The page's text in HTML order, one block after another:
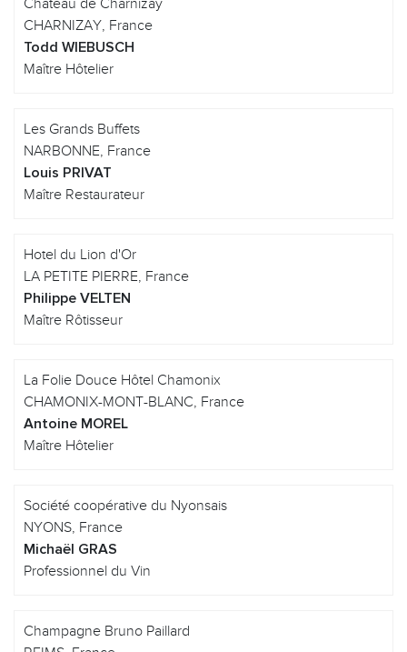
Chateau de Charnizay
CHARNIZAY, France
Todd WIEBUSCH
Maître Hôtelier
Les Grands Buffets
NARBONNE, France
Louis PRIVAT
Maître Restaurateur
Hotel du Lion d'Or
LA PETITE PIERRE, France
Philippe VELTEN
Maître Rôtisseur
La Folie Douce Hôtel Chamonix
CHAMONIX-MONT-BLANC, France
Antoine MOREL
Maître Hôtelier
Société coopérative du Nyonsais
NYONS, France
Michaël GRAS
Professionnel du Vin
Champagne Bruno Paillard